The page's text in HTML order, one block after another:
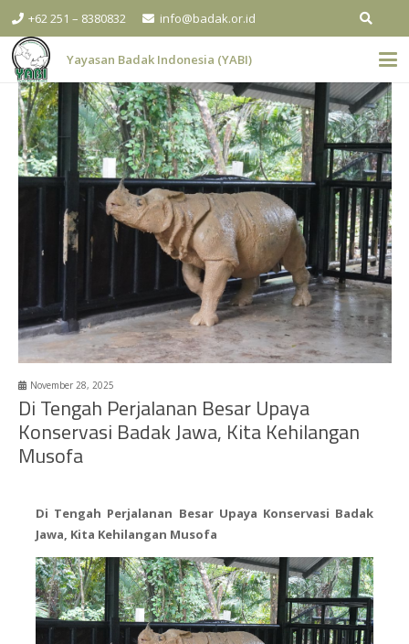
+62 251 – 8380832 info@badak.or.id
Yayasan Badak Indonesia (YABI)
November 28, 2025
Di Tengah Perjalanan Besar Upaya
Konservasi Badak Jawa, Kita Kehilangan
Musofa
Di Tengah Perjalanan Besar Upaya Konservasi Badak
Jawa, Kita Kehilangan Musofa